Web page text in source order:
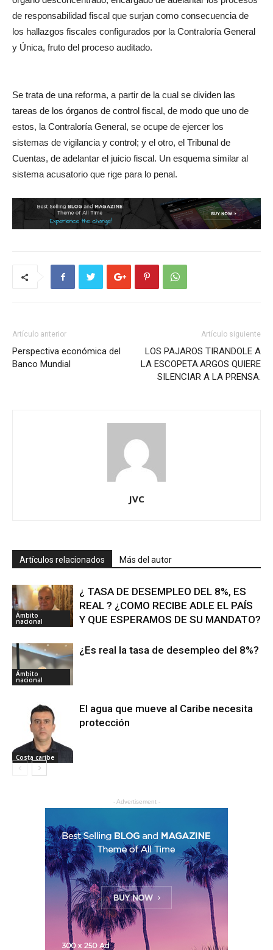
de responsabilidad fiscal que surjan como consecuencia de
los hallazgos fiscales configurados por la Contraloría General
y Única, fruto del proceso auditado.
Se trata de una reforma, a partir de la cual se dividen las
tareas de los órganos de control fiscal, de modo que uno de
estos, la Contraloría General, se ocupe de ejercer los
sistemas de vigilancia y control; y el otro, el Tribunal de
Cuentas, de adelantar el juicio fiscal. Un esquema similar al
sistema acusatorio que rige para lo penal.
Artículo anterior
Perspectiva económica del
Banco Mundial
Artículo siguiente
LOS PAJAROS TIRANDOLE A
LA ESCOPETA.ARGOS QUIERE
SILENCIAR A LA PRENSA.
JVC
Artículos relacionados Más del autor
Ámbito
nacional
¿ TASA DE DESEMPLEO DEL 8%, ES
REAL ? ¿COMO RECIBE ADLE EL PAÍS
Y QUE ESPERAMOS DE SU MANDATO?
Ámbito
nacional
¿Es real la tasa de desempleo del 8%?
Costa caribe
El agua que mueve al Caribe necesita
protección
- Advertisement -